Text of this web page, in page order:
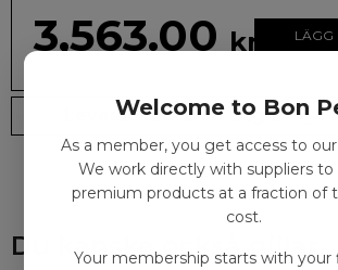
3,563.00 kr LÄGG
Leveranstid: 2-10 dagar
Du kanske också gillar
Welcome to Bon
As a member, you get access to
We work directly with suppliers to
premium products at a fraction of
cost.
Your membership starts with your